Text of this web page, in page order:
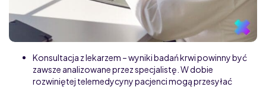
Konsultacja z lekarzem – wyniki badań krwi powinny być
zawsze analizowane przez specjalistę. W dobie
rozwiniętej telemedycyny pacjenci mogą przesyłać